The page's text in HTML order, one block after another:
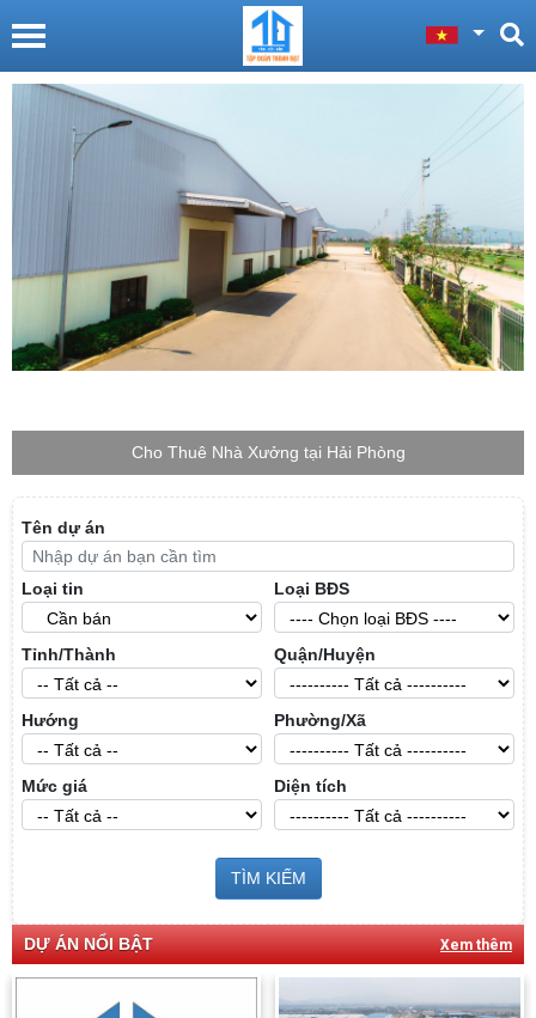
Cho Thuê Nhà Xưởng tại Thái Bình
Tên dự án
Loại tin Loại BĐS
Tỉnh/Thành Quận/Huyện
Hướng Phường/Xã
Mức giá Diện tích
TÌM KIẾM
DỰ ÁN NỔI BẬT Xem thêm